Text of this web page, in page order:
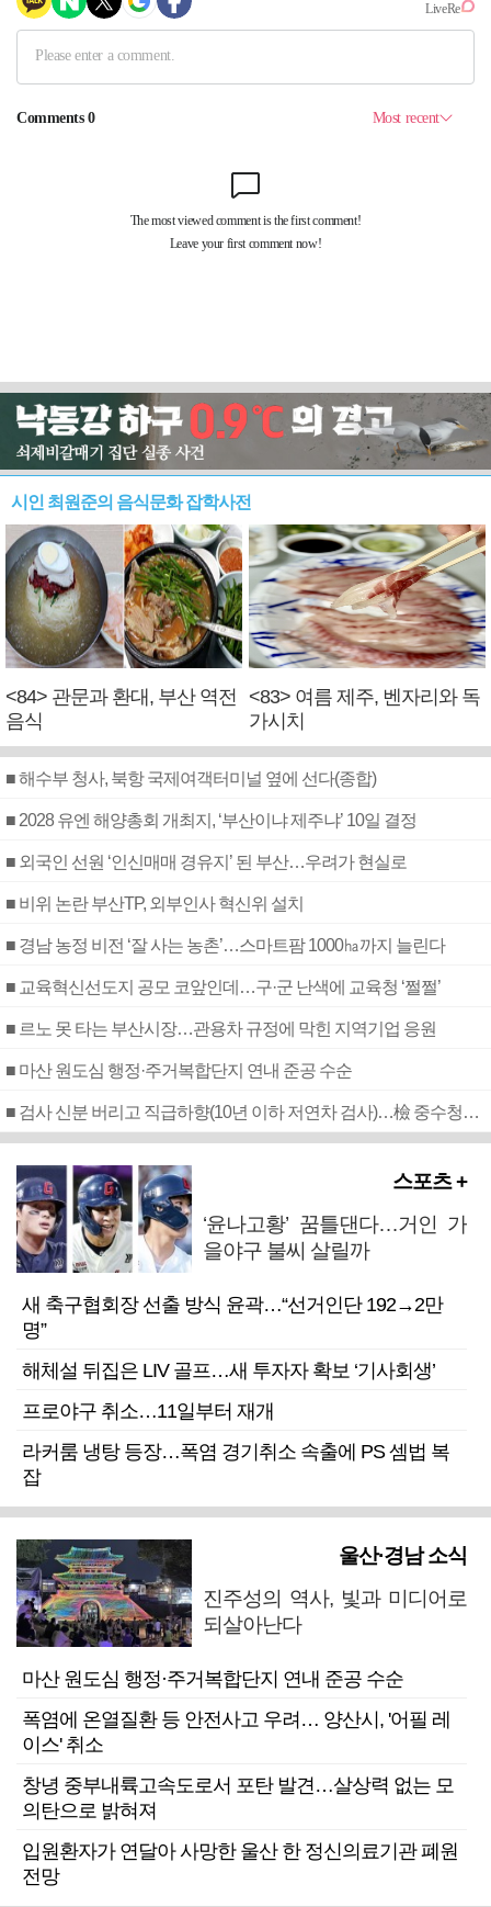
시인 최원준의 음식문화 잡학사전
<84> 관문과 환대, 부산 역전
음식
<83> 여름 제주, 벤자리와 독
가시치
■ 해수부 청사, 북항 국제여객터미널 옆에 선다(종합)
■ 2028 유엔 해양총회 개최지, ‘부산이냐 제주냐’ 10일 결정
■ 외국인 선원 ‘인신매매 경유지’ 된 부산…우려가 현실로
■ 비위 논란 부산TP, 외부인사 혁신위 설치
■ 경남 농정 비전 ‘잘 사는 농촌’…스마트팜 1000㏊까지 늘린다
■ 교육혁신선도지 공모 코앞인데…구·군 난색에 교육청 ‘쩔쩔’
■ 르노 못 타는 부산시장…관용차 규정에 막힌 지역기업 응원
■ 마산 원도심 행정·주거복합단지 연내 준공 수순
■ 검사 신분 버리고 직급하향(10년 이하 저연차 검사)…檢 중수청행 기피
스포츠 +
‘윤나고황’ 꿈틀댄다…거인 가
을야구 불씨 살릴까
새 축구협회장 선출 방식 윤곽…“선거인단 192→2만
명”
해체설 뒤집은 LIV 골프…새 투자자 확보 ‘기사회생’
프로야구 취소…11일부터 재개
라커룸 냉탕 등장…폭염 경기취소 속출에 PS 셈법 복
잡
울산·경남 소식
진주성의 역사, 빛과 미디어로
되살아난다
마산 원도심 행정·주거복합단지 연내 준공 수순
폭염에 온열질환 등 안전사고 우려… 양산시, '어필 레
이스' 취소
창녕 중부내륙고속도로서 포탄 발견…살상력 없는 모
의탄으로 밝혀져
입원환자가 연달아 사망한 울산 한 정신의료기관 폐원
전망